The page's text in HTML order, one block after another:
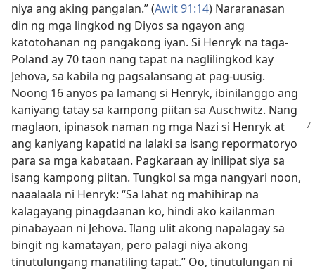
niya ang aking pangalan.” (Awit 91:14) Nararanasan
din ng mga lingkod ng Diyos sa ngayon ang
katotohanan ng pangakong iyan. Si Henryk na taga-
Poland ay 70 taon nang tapat na naglilingkod kay
Jehova, sa kabila ng pagsalansang at pag-uusig.
Noong 16 anyos pa lamang si Henryk, ibinilanggo ang
kaniyang tatay sa kampong piitan sa Auschwitz. Nang
maglaon, ipinasok naman ng mga Nazi si Henryk at
ang kaniyang kapatid na lalaki sa isang repormatoryo
para sa mga kabataan. Pagkaraan ay inilipat siya sa
isang kampong piitan. Tungkol sa mga nangyari noon,
naaalaala ni Henryk: “Sa lahat ng mahihirap na
kalagayang pinagdaanan ko, hindi ako kailanman
pinabayaan ni Jehova. Ilang ulit akong napalagay sa
bingit ng kamatayan, pero palagi niya akong
tinutulungang manatiling tapat.” Oo, tinutulungan ni